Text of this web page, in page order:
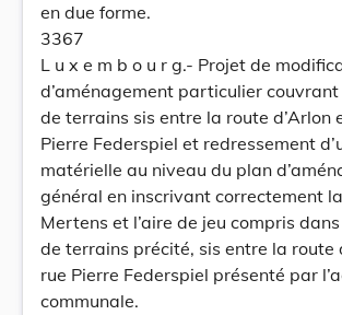
en due forme.
3367
L u x e m b o u r g.- Projet de
d’aménagement particulier couvrant
de terrains sis entre la route d’Arlon
Pierre Federspiel et redressement
matérielle au niveau du plan
général en inscrivant correctement
Mertens et l’aire de jeu compris dans
de terrains précité, sis entre la route
rue Pierre Federspiel présenté par
communale.